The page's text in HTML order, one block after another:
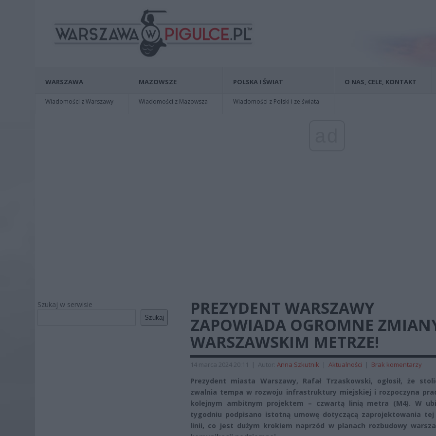
WARSZAWA
Wiadomości z Warszawy
MAZOWSZE
Wiadomości z Mazowsza
POLSKA I ŚWIAT
Wiadomości z Polski i ze świata
O NAS, CELE, KONTAKT
Szukaj w serwisie
Szukaj
PREZYDENT WARSZAWY
ZAPOWIADA OGROMNE
WARSZAWSKIM METRZE!
14 marca 2024 20:11 | Autor: Anna Szkutnik | Aktualności | Brak komentarzy
Prezydent miasta Warszawy, Rafał Trzaskowski, ogłosił, że
zwalnia tempa w rozwoju infrastruktury miejskiej i rozpoczyna
kolejnym ambitnym projektem – czwartą linią metra (M4). W
tygodniu podpisano istotną umowę dotyczącą zaprojektowania
linii, co jest dużym krokiem naprzód w planach rozbudowy